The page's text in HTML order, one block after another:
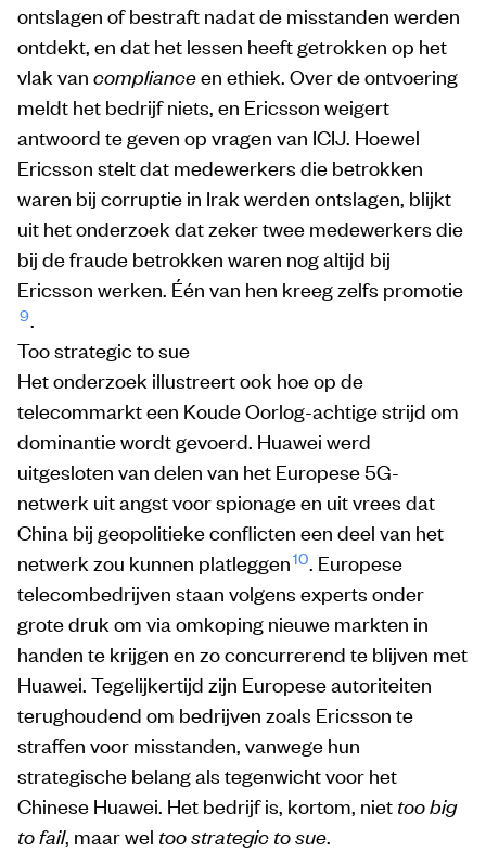
ontslagen of bestraft nadat de misstanden werden
ontdekt, en dat het lessen heeft getrokken op het
vlak van complianceen ethiek. Over de ontvoering
meldt het bedrijf niets, en Ericsson weigert
antwoord te geven op vragen van ICIJ. Hoewel
Ericsson stelt dat medewerkers die betrokken
waren bij corruptie in Irak werden ontslagen, blijkt
uit het onderzoek dat zeker twee medewerkers die
bij de fraude betrokken waren nog altijd bij
Ericsson werken. Één van hen kreeg zelfs promotie
9.
Too strategic to sue
Het onderzoek illustreert ook hoe op de
telecommarkt een Koude Oorlog-achtige strijd om
dominantie wordt gevoerd. Huawei werd
uitgesloten van delen van het Europese 5G-
netwerk uit angst voor spionage en uit vrees dat
China bij geopolitieke conflicten een deel van het
netwerk zou kunnen platleggen10. Europese
telecombedrijven staan volgens experts onder
grote druk om via omkoping nieuwe markten in
handen te krijgen en zo concurrerend te blijven met
Huawei. Tegelijkertijd zijn Europese autoriteiten
terughoudend om bedrijven zoals Ericsson te
straffen voor misstanden, vanwege hun
strategische belang als tegenwicht voor het
Chinese Huawei. Het bedrijf is, kortom, niet too big
to fail, maar wel too strategic to sue.